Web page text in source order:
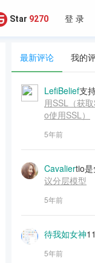
Star 9270 登 录
最新评论 我的
LefiBelief支
用SSL（获
o使用SSL）
5年前
Cavaliertio
议分层模型
5年前
待我如女神
5年前